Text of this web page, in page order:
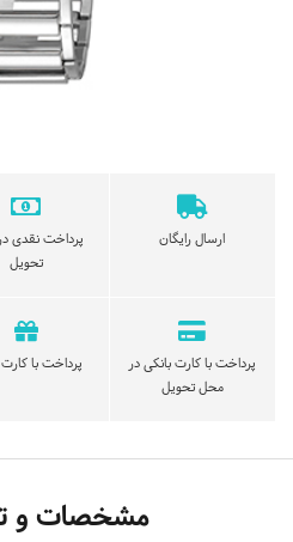
ارسال رایگان
پرداخت نقدی
تحویل
پرداخت با کارت بانکی در
محل تحویل
پرداخت با
مشخصات و